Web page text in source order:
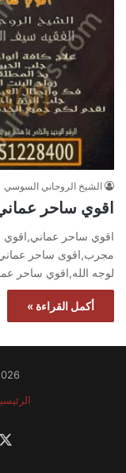
الشيخ الروحاني السوسي
اقوي ساحر
اقوي ساحر
مجرب,اقوى ساحر
لوجه الله,اقوي ساحر
أكمل القراءة »
2026 شيخ روحاني